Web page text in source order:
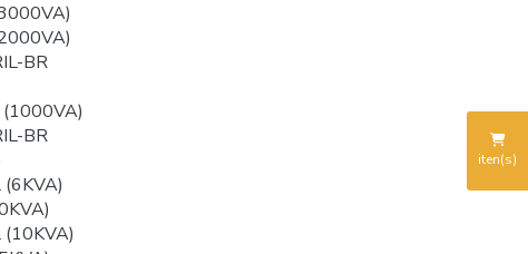
BR
(1000VA)
BR
(10KVA)
iten(s)